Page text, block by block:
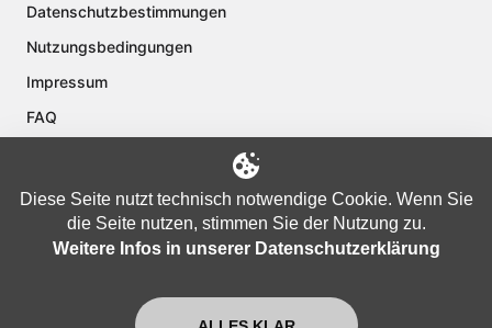
Datenschutzbestimmungen
Nutzungsbedingungen
Impressum
FAQ
Diese Seite nutzt technisch notwendige Cookie. Wenn Sie
die Seite nutzen, stimmen Sie der Nutzung zu.
Weitere Infos in unserer Datenschutzerklärung